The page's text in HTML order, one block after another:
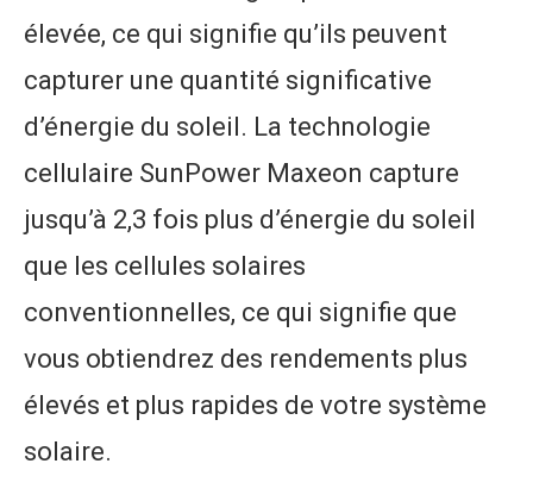
élevée, ce qui signifie qu’ils peuvent
capturer une quantité significative
d’énergie du soleil. La technologie
cellulaire SunPower Maxeon capture
jusqu’à 2,3 fois plus d’énergie du soleil
que les cellules solaires
conventionnelles, ce qui signifie que
vous obtiendrez des rendements plus
élevés et plus rapides de votre système
solaire.